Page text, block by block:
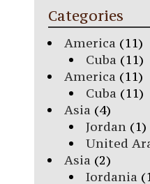
Categories
America (11)
Cuba (11)
America (11)
Cuba (11)
Asia (4)
Jordan(1)
United
Asia (2)
Iordania